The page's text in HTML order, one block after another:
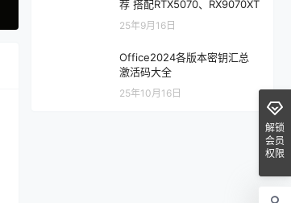
荐 搭配RTX5070、RX9070XT
25年9月16日
Office2024各版本密钥汇总
激活码大全
25年10月16日
解锁
会员
权限